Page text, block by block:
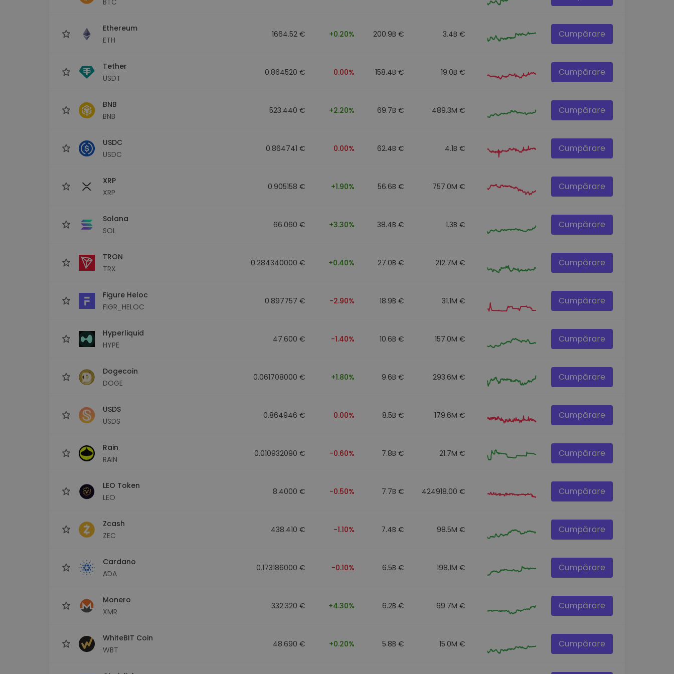
Ethereum
ETH
1664.52 € +0.20% 200.9B € 3.4B € Cumpărare
Tether
USDT
0.864520 € 0.00% 158.4B € 19.0B € Cumpărare
BNB
BNB
523.440 € +2.20% 69.7B € 489.3M € Cumpărare
USDC
USDC
0.864741 € 0.00% 62.4B € 4.1B € Cumpărare
XRP
XRP
0.905158 € +1.90% 56.6B € 757.0M € Cumpărare
Solana
SOL
66.060 € +3.30% 38.4B € 1.3B € Cumpărare
TRON
TRX
0.284340000 € +0.40% 27.0B € 212.7M € Cumpărare
Figure Heloc
FIGR_HELOC
0.897757 € -2.90% 18.9B € 31.1M € Cumpărare
Hyperliquid
HYPE
47.600 € -1.40% 10.6B € 157.0M € Cumpărare
Dogecoin
DOGE
0.061708000 € +1.80% 9.6B € 293.6M € Cumpărare
USDS
USDS
0.864946 € 0.00% 8.5B € 179.6M € Cumpărare
Rain
RAIN
0.010932090 € -0.60% 7.8B € 21.7M € Cumpărare
LEO Token
LEO
8.4000 € -0.50% 7.7B € 424918.00 € Cumpărare
Zcash
ZEC
438.410 € -1.10% 7.4B € 98.5M € Cumpărare
Cardano
ADA
0.173186000 € -0.10% 6.5B € 198.1M € Cumpărare
Monero
XMR
332.320 € +4.30% 6.2B € 69.7M € Cumpărare
WhiteBIT Coin
WBT
48.690 € +0.20% 5.8B € 15.0M € Cumpărare